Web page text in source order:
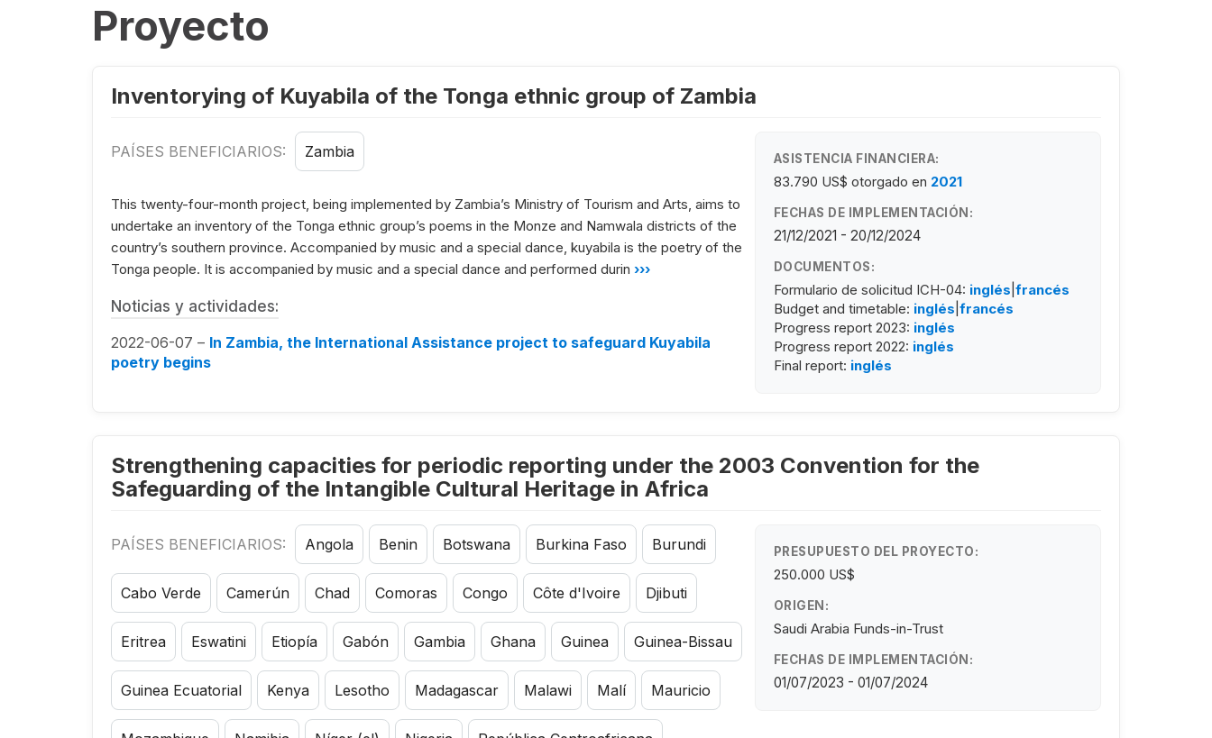
Proyecto
Inventorying of Kuyabila of the Tonga ethnic group of Zambia
PAÍSES BENEFICIARIOS: Zambia
This twenty-four-month project, being implemented by Zambia’s Ministry of Tourism and Arts, aims to
undertake an inventory of the Tonga ethnic group’s poems in the Monze and Namwala districts of the
country’s southern province. Accompanied by music and a special dance, kuyabila is the poetry of the
Tonga people. It is accompanied by music and a special dance and performed durin ›››
Noticias y actividades:
2022-06-07 – In Zambia, the International Assistance project to safeguard Kuyabila
poetry begins
ASISTENCIA FINANCIERA:
83.790 US$ otorgado en 2021
FECHAS DE IMPLEMENTACIÓN:
21/12/2021 - 20/12/2024
DOCUMENTOS:
Formulario de solicitud ICH-04: inglés francés
Budget and timetable: inglés francés
Progress report 2023: inglés
Progress report 2022: inglés
Final report: inglés
Strengthening capacities for periodic reporting under the 2003 Convention for the
Safeguarding of the Intangible Cultural Heritage in Africa
PAÍSES BENEFICIARIOS: Angola Benin Botswana Burkina Faso Burundi
Cabo Verde Camerún Chad Comoras Congo Côte d'Ivoire Djibuti
Eritrea Eswatini Etiopía Gabón Gambia Ghana Guinea Guinea-Bissau
Guinea Ecuatorial Kenya Lesotho Madagascar Malawi Malí Mauricio
PRESUPUESTO DEL PROYECTO:
250.000 US$
ORIGEN:
Saudi Arabia Funds-in-Trust
FECHAS DE IMPLEMENTACIÓN:
01/07/2023 - 01/07/2024